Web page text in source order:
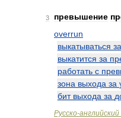
3 превышение
overrun
выкатываться за
выкатится за
работать с
зона выхода за
бит выхода за
Русско-английский